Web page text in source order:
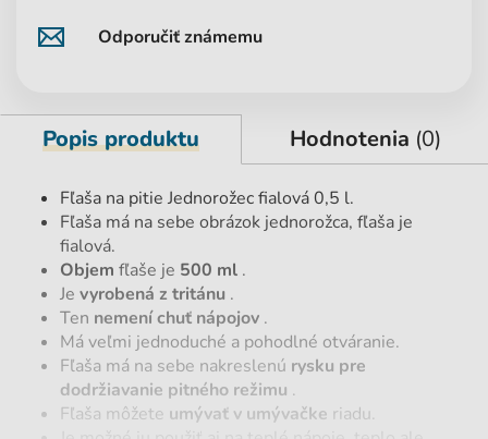
Odporučiť známemu
Popis produktu Hodnotenia (0)
Fľaša na pitie Jednorožec fialová 0,5 l.
Fľaša má na sebe obrázok jednorožca, fľaša je
fialová.
Objem fľaše je 500 ml .
Je vyrobená z tritánu .
Ten nemení chuť nápojov .
Má veľmi jednoduché a pohodlné otváranie.
Fľaša má na sebe nakreslenú rysku pre
dodržiavanie pitného režimu .
Fľaša môžete umývať v umývačke riadu.